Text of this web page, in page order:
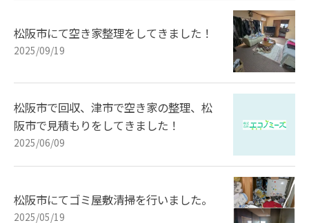
松阪市にて空き家整理をしてきました！
2025/09/19
松阪市で回収、津市で空き家の整理、松
阪市で見積もりをしてきました！
2025/06/09
松阪市にてゴミ屋敷清掃を行いました。
2025/05/19